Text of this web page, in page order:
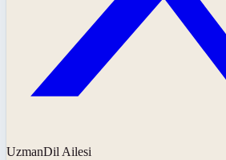
UzmanDil Ailesi